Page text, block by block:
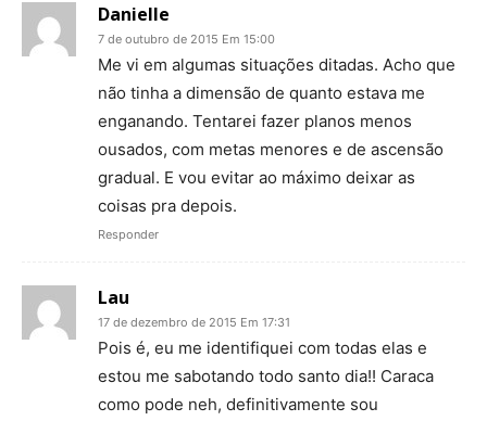
Danielle
7 de outubro de 2015 Em 15:00
Me vi em algumas situações ditadas. Acho que
não tinha a dimensão de quanto estava me
enganando. Tentarei fazer planos menos
ousados, com metas menores e de ascensão
gradual. E vou evitar ao máximo deixar as
coisas pra depois.
Responder
Lau
17 de dezembro de 2015 Em 17:31
Pois é, eu me identifiquei com todas elas e
estou me sabotando todo santo dia!! Caraca
como pode neh, definitivamente sou